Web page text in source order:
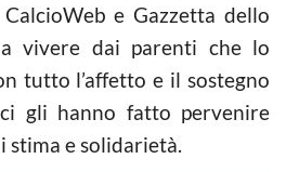
e Gazzetta dello
vivere dai parenti che lo
tutto l’affetto e il sostegno
gli hanno fatto pervenire
stima e solidarietà.